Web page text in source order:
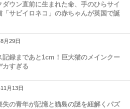
ダウン直前に生まれた命、手のひらサイ
「サビイロネコ」の赤ちゃんが英国で誕
月29日
記録まであと1cm！巨大猫のメインクー
カすぎる
月13日
失の青年が記憶と猫島の謎を紐解くパズ